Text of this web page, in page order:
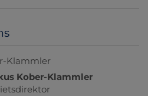
Kober-Klammler